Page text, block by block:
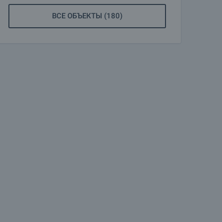
ВСЕ ОБЪЕКТЫ (180)